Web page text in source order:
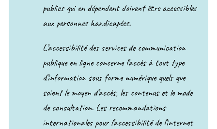
publics qui en dépendent doivent être accessibles
aux personnes handicapées.
L’accessibilité des services de communication
publique en ligne concerne l’accès à tout type
d’information sous forme numérique quels que
soient le moyen d’accès, les contenus et le mode
de consultation. Les recommandations
internationales pour l’accessibilité de l’internet